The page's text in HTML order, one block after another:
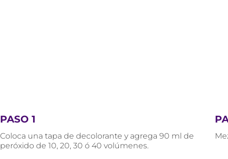
PASO 1
Coloca una tapa de decolorante y agrega 90 ml de
peróxido de 10, 20, 30 ó 40 volúmenes.